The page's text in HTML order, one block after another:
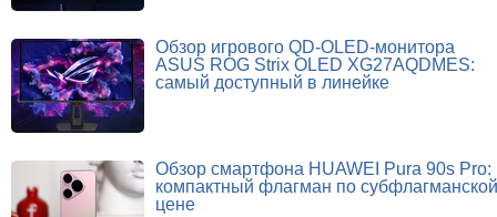
Обзор игрового QD-OLED-монитора
ASUS ROG Strix OLED XG27AQDMES:
самый доступный в линейке
Обзор смартфона HUAWEI Pura 90s Pro:
компактный флагман по субфлагманской
цене